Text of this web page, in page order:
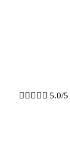
 5.0/5